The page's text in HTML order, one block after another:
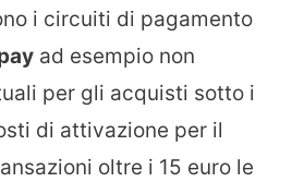
i circuiti di pagamento
ad esempio non
per gli acquisti sotto i
di attivazione per il
oltre i 15 euro le